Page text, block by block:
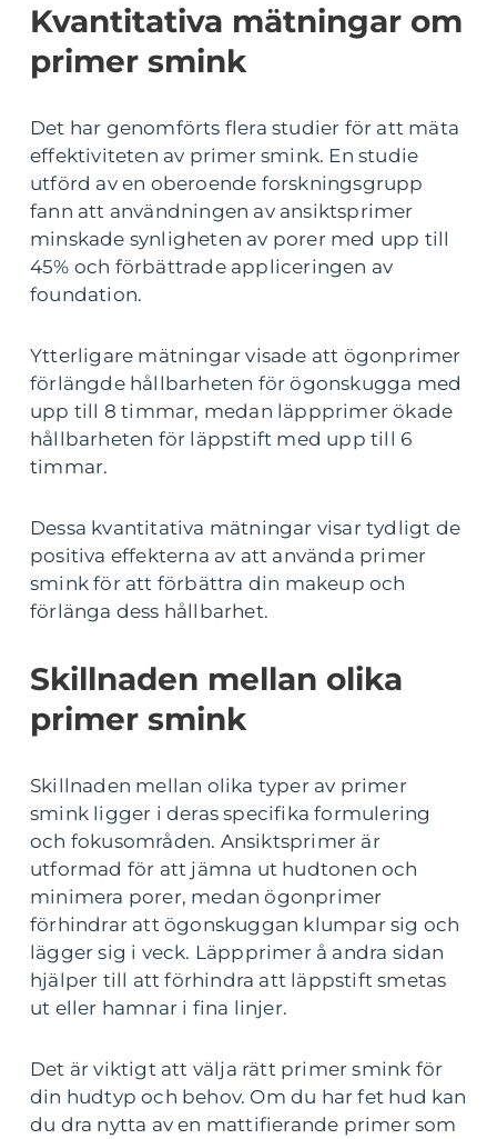
Kvantitativa mätningar om
primer smink
Det har genomförts flera studier för att mäta
effektiviteten av primer smink. En studie
utförd av en oberoende forskningsgrupp
fann att användningen av ansiktsprimer
minskade synligheten av porer med upp till
45% och förbättrade appliceringen av
foundation.
Ytterligare mätningar visade att ögonprimer
förlängde hållbarheten för ögonskugga med
upp till 8 timmar, medan läppprimer ökade
hållbarheten för läppstift med upp till 6
timmar.
Dessa kvantitativa mätningar visar tydligt de
positiva effekterna av att använda primer
smink för att förbättra din makeup och
förlänga dess hållbarhet.
Skillnaden mellan olika
primer smink
Skillnaden mellan olika typer av primer
smink ligger i deras specifika formulering
och fokusområden. Ansiktsprimer är
utformad för att jämna ut hudtonen och
minimera porer, medan ögonprimer
förhindrar att ögonskuggan klumpar sig och
lägger sig i veck. Läppprimer å andra sidan
hjälper till att förhindra att läppstift smetas
ut eller hamnar i fina linjer.
Det är viktigt att välja rätt primer smink för
din hudtyp och behov. Om du har fet hud kan
du dra nytta av en mattifierande primer som